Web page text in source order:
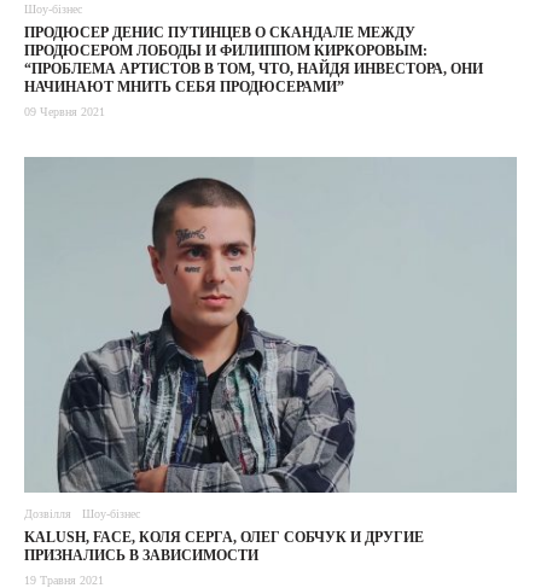
Шоу-бізнес
ПРОДЮСЕР ДЕНИС ПУТИНЦЕВ О СКАНДАЛЕ МЕЖДУ
ПРОДЮСЕРОМ ЛОБОДЫ И ФИЛИППОМ КИРКОРОВЫМ:
“ПРОБЛЕМА АРТИСТОВ В ТОМ, ЧТО, НАЙДЯ ИНВЕСТОРА, ОНИ
НАЧИНАЮТ МНИТЬ СЕБЯ ПРОДЮСЕРАМИ”
09 Червня 2021
Дозвілля Шоу-бізнес
KALUSH, FACE, КОЛЯ СЕРГА, ОЛЕГ СОБЧУК И ДРУГИЕ
ПРИЗНАЛИСЬ В ЗАВИСИМОСТИ
19 Травня 2021